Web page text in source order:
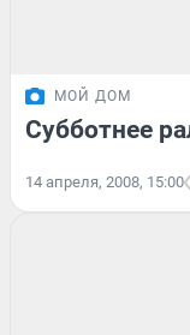
МОЙ ДОМ
Субботнее
14 апреля, 2008, 15:00